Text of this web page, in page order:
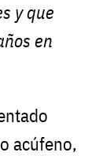
y que
en
acúfeno,